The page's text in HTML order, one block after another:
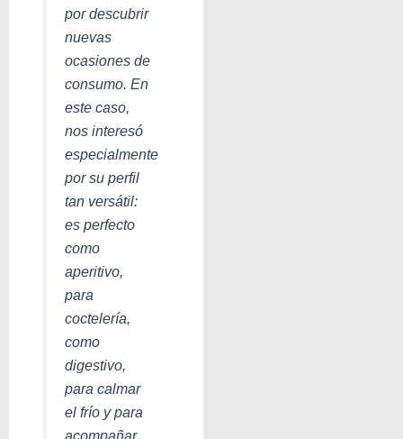
por descubrir
nuevas
ocasiones de
consumo. En
este caso,
nos interesó
especialmente
por su perfil
tan versátil:
es perfecto
como
aperitivo,
para
coctelería,
como
digestivo,
para calmar
el frío y para